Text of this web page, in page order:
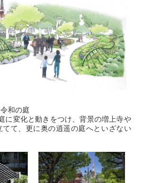
和の庭
に変化と動きをつけ、背景の増上寺や
てて、更に奥の逍遥の庭へといざない